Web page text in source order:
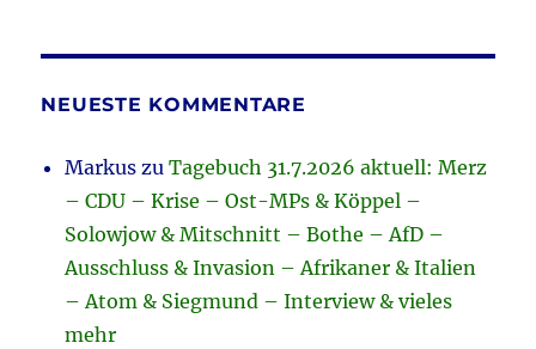
NEUESTE KOMMENTARE
Markus zuTagebuch 31.7.2026 aktuell: Merz
– CDU – Krise – Ost-MPs & Köppel –
Solowjow & Mitschnitt – Bothe – AfD –
Ausschluss & Invasion – Afrikaner & Italien
– Atom & Siegmund – Interview & vieles
mehr